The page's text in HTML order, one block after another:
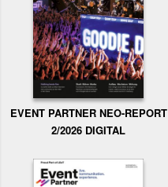
EVENT PARTNER NEO-REPORT
2/2026 DIGITAL